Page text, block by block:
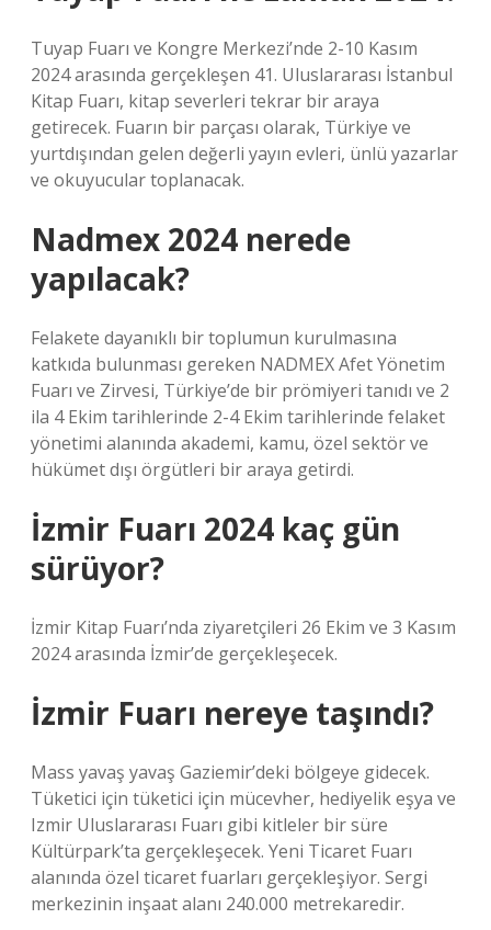
Tuyap Fuarı ve Kongre Merkezi’nde 2-10 Kasım
2024 arasında gerçekleşen 41. Uluslararası İstanbul
Kitap Fuarı, kitap severleri tekrar bir araya
getirecek. Fuarın bir parçası olarak, Türkiye ve
yurtdışından gelen değerli yayın evleri, ünlü yazarlar
ve okuyucular toplanacak.
Nadmex 2024 nerede
yapılacak?
Felakete dayanıklı bir toplumun kurulmasına
katkıda bulunması gereken NADMEX Afet Yönetim
Fuarı ve Zirvesi, Türkiye’de bir prömiyeri tanıdı ve 2
ila 4 Ekim tarihlerinde 2-4 Ekim tarihlerinde felaket
yönetimi alanında akademi, kamu, özel sektör ve
hükümet dışı örgütleri bir araya getirdi.
İzmir Fuarı 2024 kaç gün
sürüyor?
İzmir Kitap Fuarı’nda ziyaretçileri 26 Ekim ve 3 Kasım
2024 arasında İzmir’de gerçekleşecek.
İzmir Fuarı nereye taşındı?
Mass yavaş yavaş Gaziemir’deki bölgeye gidecek.
Tüketici için tüketici için mücevher, hediyelik eşya ve
Izmir Uluslararası Fuarı gibi kitleler bir süre
Kültürpark’ta gerçekleşecek. Yeni Ticaret Fuarı
alanında özel ticaret fuarları gerçekleşiyor. Sergi
merkezinin inşaat alanı 240.000 metrekaredir.